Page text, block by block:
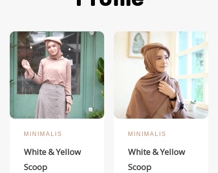
MINIMALIS
White & Yellow
Scoop
MINIMALIS
White & Yellow
Scoop